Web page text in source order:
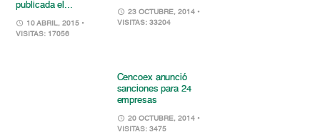
publicada el...
10 ABRIL, 2015 •
VISITAS: 17056
23 OCTUBRE, 2014 •
VISITAS: 33204
Cencoex anunció
sanciones para 24
empresas
20 OCTUBRE, 2014 •
VISITAS: 3475